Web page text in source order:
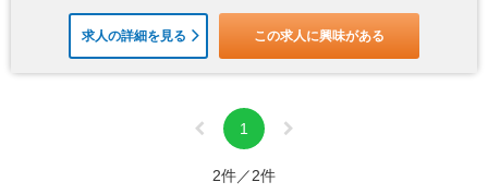
求人の詳細を見る この求人に興味がある
1
2件／2件